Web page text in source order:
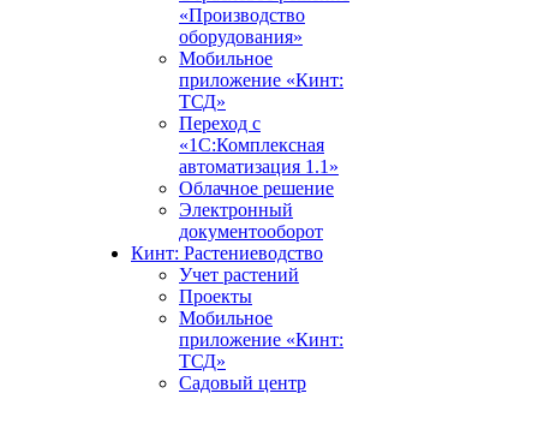
«Производство
оборудования»
Мобильное
приложение «Кинт:
ТСД»
Переход с
«1С:Комплексная
автоматизация 1.1»
Облачное решение
Электронный
документооборот
Кинт: Растениеводство
Учет растений
Проекты
Мобильное
приложение «Кинт:
ТСД»
Садовый центр